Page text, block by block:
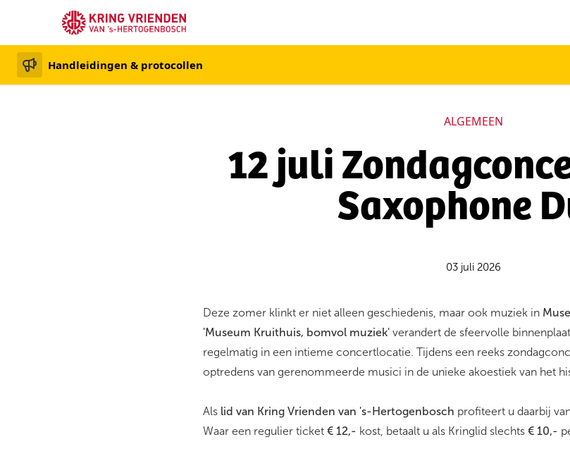
Handleidingen & protocollen
ALGEMEEN
12 juli
Saxophone
03 juli 2026
Deze zomer klinkt er niet alleen geschiedenis, maar ook muziek in
'Museum Kruithuis, bomvol muziek' verandert de sfeervolle
regelmatig in een intieme concertlocatie. Tijdens een reeks
optredens van gerenommeerde musici in de unieke akoestiek van het
Als lid van Kring Vrienden van 's-Hertogenbosch profiteert u daarbij
Waar een regulier ticket € 12,- kost, betaalt u als Kringlid slechts € 10,-